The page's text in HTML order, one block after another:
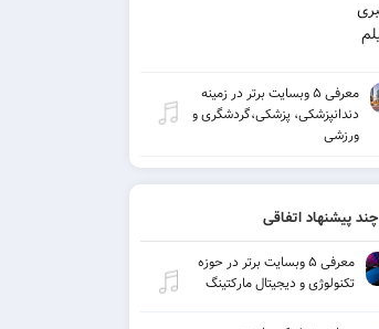
معرفی ۵ وبسایت برتر در زمینه
دندانپزشکی، پزشکی،گردشگری و
ورزشی
چند پیشنهاد اتفاقی
معرفی ۵ وبسایت برتر در حوزه
تکنولوژی و دیجیتال مارکتینگ